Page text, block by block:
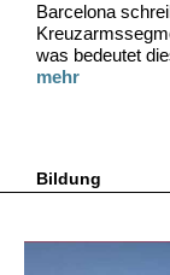
Barcelona
was bedeutet
mehr
Bildung